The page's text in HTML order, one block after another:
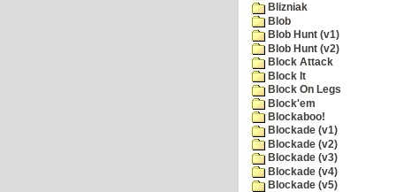
Blizniak
Blob
Blob Hunt (v1)
Blob Hunt (v2)
Block Attack
Block It
Block On Legs
Block'em
Blockaboo!
Blockade (v1)
Blockade (v2)
Blockade (v3)
Blockade (v4)
Blockade (v5)